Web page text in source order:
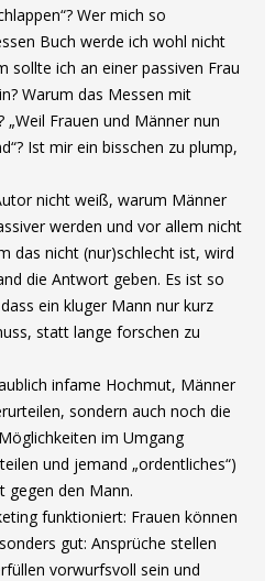
Wer mich so
Buch werde ich wohl nicht
sollte ich an einer passiven Frau
Warum das Messen mit
„Weil Frauen und Männer nun
Ist mir ein bisschen zu plump,
nicht weiß, warum Männer
werden und vor allem nicht
das nicht (nur)schlecht ist, wird
die Antwort geben. Es ist so
ein kluger Mann nur kurz
statt lange forschen zu
infame Hochmut, Männer
sondern auch noch die
im Umgang
und jemand „ordentliches“)
gegen den Mann.
funktioniert: Frauen können
gut: Ansprüche stellen
vorwurfsvoll sein und